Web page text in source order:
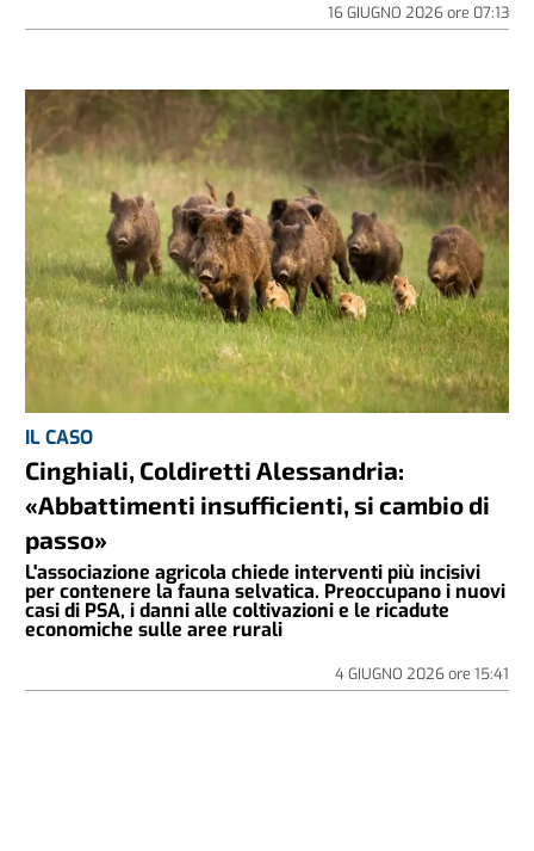
16 GIUGNO 2026ore 07:13
IL CASO
Cinghiali, Coldiretti Alessandria:
«Abbattimenti insufficienti, si cambio di
passo»
L'associazione agricola chiede interventi più incisivi
per contenere la fauna selvatica. Preoccupano i nuovi
casi di PSA, i danni alle coltivazioni e le ricadute
economiche sulle aree rurali
4 GIUGNO 2026ore 15:41